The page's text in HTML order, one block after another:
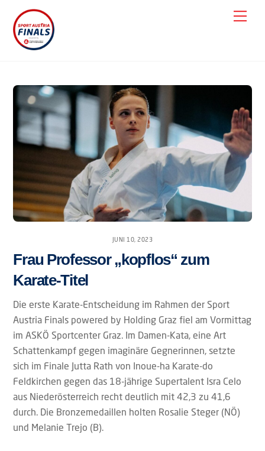
content
JUNI 10, 2023
Frau Professor „kopflos“ zum
Karate-Titel
Die erste Karate-Entscheidung im Rahmen der Sport
Austria Finals powered by Holding Graz fiel am Vormittag
im ASKÖ Sportcenter Graz. Im Damen-Kata, eine Art
Schattenkampf gegen imaginäre Gegnerinnen, setzte
sich im Finale Jutta Rath von Inoue-ha Karate-do
Feldkirchen gegen das 18-jährige Supertalent Isra Celo
aus Niederösterreich recht deutlich mit 42,3 zu 41,6
durch. Die Bronzemedaillen holten Rosalie Steger (NÖ)
und Melanie Trejo (B).